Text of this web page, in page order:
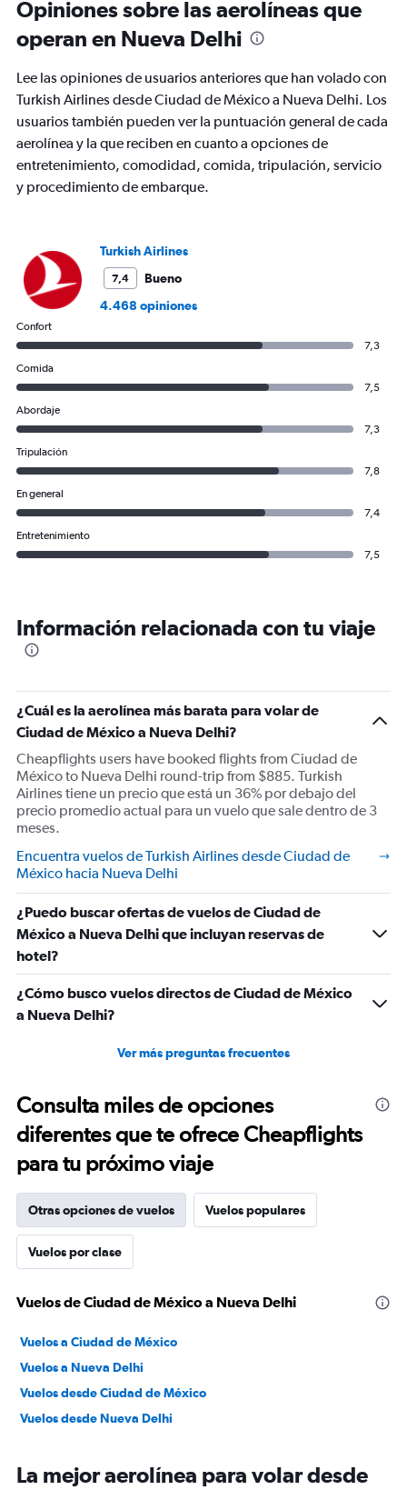
categories.
chart
1
Y
axis
values.
Range:
0
Opiniones sobre las aerolíneas que
operan en Nueva Delhi
Lee las opiniones de usuarios anteriores que han volado con
Turkish Airlines desde Ciudad de México a Nueva Delhi. Los
usuarios también pueden ver la puntuación general de cada
aerolínea y la que reciben en cuanto a opciones de
entretenimiento, comodidad, comida, tripulación, servicio
y procedimiento de embarque.
Turkish Airlines
7,4
Bueno
4.468 opiniones
Confort
7,3
Comida
7,5
Abordaje
7,3
Tripulación
7,8
En general
7,4
Entretenimiento
7,5
Información relacionada con tu viaje
¿Cuál es la aerolínea más barata para volar de
Ciudad de México a Nueva Delhi?
Cheapflights users have booked flights from Ciudad de
México to Nueva Delhi round-trip from $885. Turkish
Airlines tiene un precio que está un 36% por debajo del
precio promedio actual para un vuelo que sale dentro de 3
meses.
Encuentra vuelos de Turkish Airlines desde Ciudad de
México hacia Nueva Delhi
¿Puedo buscar ofertas de vuelos de Ciudad de
México a Nueva Delhi que incluyan reservas de
hotel?
¿Cómo busco vuelos directos de Ciudad de México
a Nueva Delhi?
Ver más preguntas frecuentes
Consulta miles de opciones
diferentes que te ofrece Cheapflights
para tu próximo viaje
Otras opciones de vuelos Vuelos populares
Vuelos por clase
Vuelos de Ciudad de México a Nueva Delhi
Vuelos a Ciudad de México
Vuelos a Nueva Delhi
Vuelos desde Ciudad de México
Vuelos desde Nueva Delhi
La mejor aerolínea para volar desde